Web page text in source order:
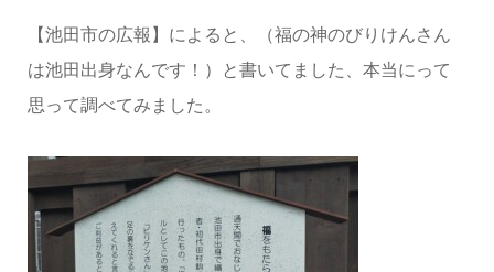
【池田市の広報】によると、（福の神のびりけんさん
は池田出身なんです！）と書いてました、本当にって
思って調べてみました。